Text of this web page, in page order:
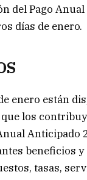
del Pago
días de enero.
enero están
los
Anticipado
beneficios y
tasas,